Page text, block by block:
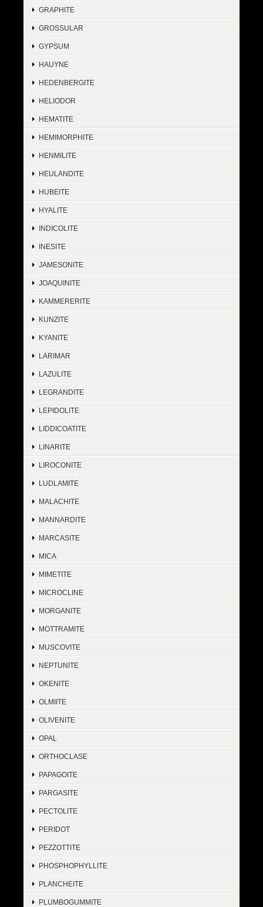
GRAPHITE
GROSSULAR
GYPSUM
HAUYNE
HEDENBERGITE
HELIODOR
HEMATITE
HEMIMORPHITE
HENMILITE
HEULANDITE
HUBEITE
HYALITE
INDICOLITE
INESITE
JAMESONITE
JOAQUINITE
KAMMERERITE
KUNZITE
KYANITE
LARIMAR
LAZULITE
LEGRANDITE
LEPIDOLITE
LIDDICOATITE
LINARITE
LIROCONITE
LUDLAMITE
MALACHITE
MANNARDITE
MARCASITE
MICA
MIMETITE
MICROCLINE
MORGANITE
MOTTRAMITE
MUSCOVITE
NEPTUNITE
OKENITE
OLMIITE
OLIVENITE
OPAL
ORTHOCLASE
PAPAGOITE
PARGASITE
PECTOLITE
PERIDOT
PEZZOTTITE
PHOSPHOPHYLLITE
PLANCHEITE
PLUMBOGUMMITE